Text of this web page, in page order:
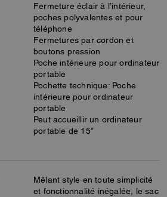
Fermeture éclair à l’intérieur,
poches polyvalentes et pour
téléphone
Fermetures par cordon et
boutons pression
Poche intérieure pour ordinateur
portable
Pochette technique: Poche
intérieure pour ordinateur
portable
Peut accueillir un ordinateur
portable de 15’’
Mêlant style en toute simplicité
et fonctionnalité inégalée, le sac